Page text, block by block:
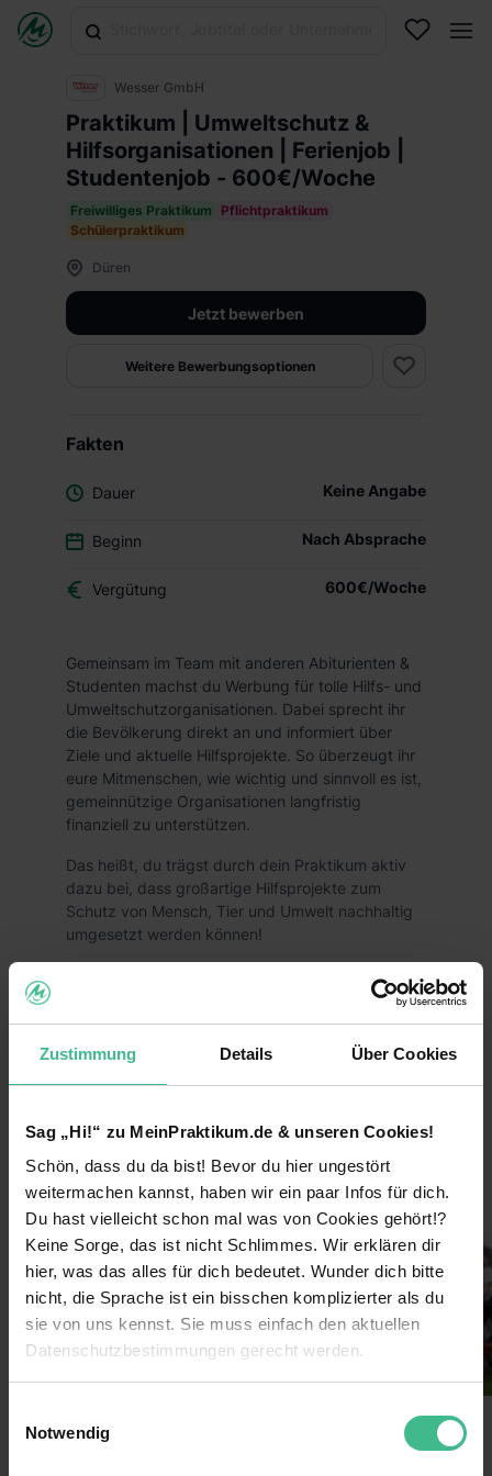
Zustimmung Details Über Cookies
Sag „Hi!“ zu MeinPraktikum.de & unseren Cookies!
Schön, dass du da bist! Bevor du hier ungestört
weitermachen kannst, haben wir ein paar Infos für dich.
Du hast vielleicht schon mal was von Cookies gehört!?
Keine Sorge, das ist nicht Schlimmes. Wir erklären dir
hier, was das alles für dich bedeutet. Wunder dich bitte
nicht, die Sprache ist ein bisschen komplizierter als du
sie von uns kennst. Sie muss einfach den aktuellen
Datenschutzbestimmungen gerecht werden.
Notwendig
Wesser GmbH
Praktikum | Umweltschutz &
Hilfsorganisationen | Ferienjob |
Studentenjob - 600€/Woche
Freiwilliges Praktikum
Pflichtpraktikum
Schülerpraktikum
Düren
Jetzt bewerben
Weitere Bewerbungsoptionen
Fakten
Dauer Keine Angabe
Beginn Nach Absprache
Vergütung 600€/Woche
Gemeinsam im Team mit anderen Abiturienten &
Studenten machst du Werbung für tolle Hilfs- und
Umweltschutzorganisationen. Dabei sprecht ihr
die Bevölkerung direkt an und informiert über
Ziele und aktuelle Hilfsprojekte. So überzeugt ihr
eure Mitmenschen, wie wichtig und sinnvoll es ist,
gemeinnützige Organisationen langfristig
finanziell zu unterstützen.
Das heißt, du trägst durch dein Praktikum aktiv
dazu bei, dass großartige Hilfsprojekte zum
Schutz von Mensch, Tier und Umwelt nachhaltig
umgesetzt werden können!
Verdiene 600€/Woche
Sichere dir darüber hinaus Prämien durch deine
Einsatzbereitschaft
Lass dich von uns coachen & erhalte nach
deinem Einsatz ein Top-Zeugnis!
Extra-Features:
Jedes Jahr dürfen die besten Mitarbeiter tolle
ist oder neue Wege in Armenien gebaut werden -
erlebe und unterstütze die Projekte unserer
weiterlesen
Bilder
Benefits